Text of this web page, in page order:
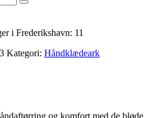
i Frederikshavn: 11
Kategori: Håndklædeark